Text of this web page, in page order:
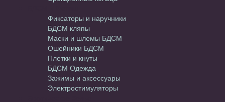
Фиксаторы и наручники
БДСМ кляпы
Маски и шлемы БДСМ
Ошейники БДСМ
Плетки и кнуты
БДСМ Одежда
Зажимы и аксессуары
Электростимуляторы